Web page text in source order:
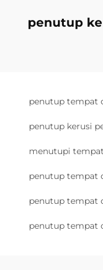
penutup
penutup tempat
penutup kerusi
menutupi
penutup tempat
penutup tempat
penutup tempat